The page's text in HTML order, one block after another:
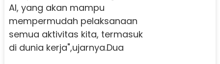
AI, yang akan mampu
mempermudah pelaksanaan
semua aktivitas kita, termasuk
di dunia kerja",ujarnya.Dua